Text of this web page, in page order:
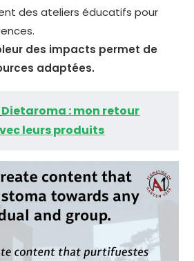
des ateliers éducatifs pour
des impacts permet de
adaptées.
Dietaroma : mon retour
leurs produits